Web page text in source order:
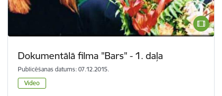
Dokumentālā filma "Bars" - 1. daļa
Publicēšanas datums: 07.12.2015.
Video